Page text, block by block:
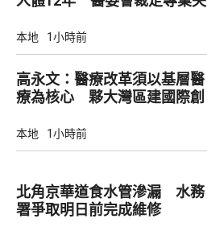
本地 1小時前
高永文：醫療改革須以基層醫
療為核心 夥大灣區建國際創
本地 1小時前
北角京華道食水管滲漏 水務
署爭取明日前完成維修